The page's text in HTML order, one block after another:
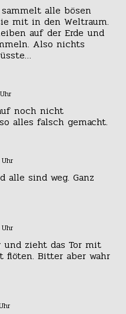
alle bösen
mit in den Weltraum.
auf der Erde und
Also nichts
noch nicht
alles falsch gemacht.
alle sind weg. Ganz
und zieht das Tor mit
flöten. Bitter aber wahr